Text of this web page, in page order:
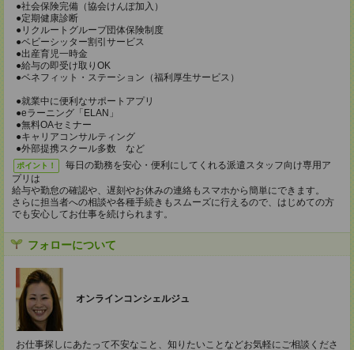
●社会保険完備（協会けんぽ加入）
●定期健康診断
●リクルートグループ団体保険制度
●ベビーシッター割引サービス
●出産育児一時金
●給与の即受け取りOK
●ベネフィット・ステーション（福利厚生サービス）
●就業中に便利なサポートアプリ
●eラーニング「ELAN」
●無料OAセミナー
●キャリアコンサルティング
●外部提携スクール多数 など
ポイント！
毎日の勤務を安心・便利にしてくれる派遣スタッフ向け専用ア
プリは
給与や勤怠の確認や、遅刻やお休みの連絡もスマホから簡単にできます。
さらに担当者への相談や各種手続きもスムーズに行えるので、はじめての方
でも安心してお仕事を続けられます。
フォローについて
オンラインコンシェルジュ
お仕事探しにあたって不安なこと、知りたいことなどお気軽にご相談くださ